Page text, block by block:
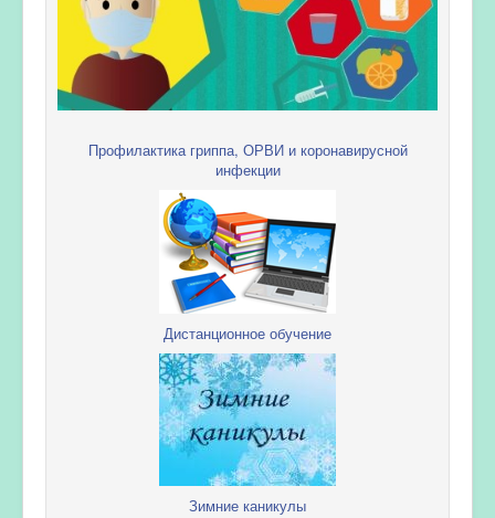
Профилактика гриппа, ОРВИ и коронавирусной
инфекции
Дистанционное обучение
Зимние каникулы